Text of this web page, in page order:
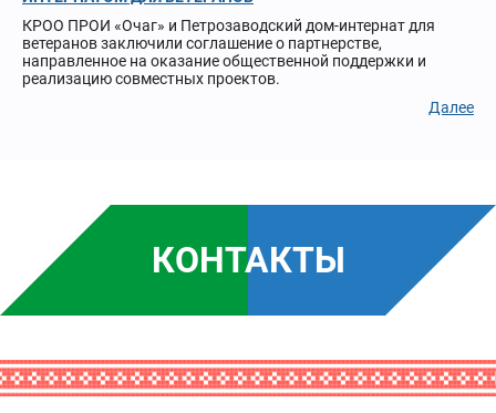
КРОО ПРОИ «Очаг» и Петрозаводский дом-интернат для
ветеранов заключили соглашение о партнерстве,
направленное на оказание общественной поддержки и
реализацию совместных проектов.
Далее
КОНТАКТЫ